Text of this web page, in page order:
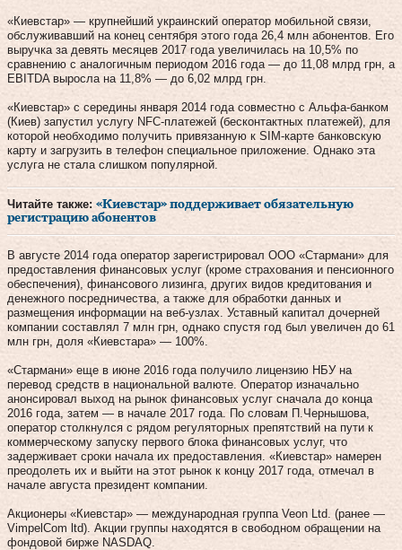
«Киевстар» — крупнейший украинский оператор мобильной связи,
обслуживавший на конец сентября этого года 26,4 млн абонентов. Его
выручка за девять месяцев 2017 года увеличилась на 10,5% по
сравнению с аналогичным периодом 2016 года — до 11,08 млрд грн, а
EBITDA выросла на 11,8% — до 6,02 млрд грн.
«Киевстар» с середины января 2014 года совместно с Альфа-банком
(Киев) запустил услугу NFC-платежей (бесконтактных платежей), для
которой необходимо получить привязанную к SIM-карте банковскую
карту и загрузить в телефон специальное приложение. Однако эта
услуга не стала слишком популярной.
Читайте также: «Киевстар» поддерживает обязательную
регистрацию абонентов
В августе 2014 года оператор зарегистрировал ООО «Стармани» для
предоставления финансовых услуг (кроме страхования и пенсионного
обеспечения), финансового лизинга, других видов кредитования и
денежного посредничества, а также для обработки данных и
размещения информации на веб-узлах. Уставный капитал дочерней
компании составлял 7 млн грн, однако спустя год был увеличен до 61
млн грн, доля «Киевстара» — 100%.
«Стармани» еще в июне 2016 года получило лицензию НБУ на
перевод средств в национальной валюте. Оператор изначально
анонсировал выход на рынок финансовых услуг сначала до конца
2016 года, затем — в начале 2017 года. По словам П.Чернышова,
оператор столкнулся с рядом регуляторных препятствий на пути к
коммерческому запуску первого блока финансовых услуг, что
задерживает сроки начала их предоставления. «Киевстар» намерен
преодолеть их и выйти на этот рынок к концу 2017 года, отмечал в
начале августа президент компании.
Акционеры «Киевстар» — международная группа Veon Ltd. (ранее —
VimpelCom ltd). Акции группы находятся в свободном обращении на
фондовой бирже NASDAQ.